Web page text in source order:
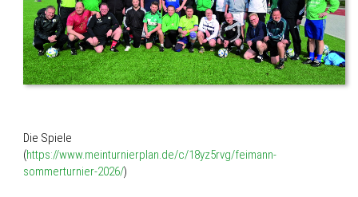
Die Spiele
(https://www.meinturnierplan.de/c/18yz5rvg/feimann-
sommerturnier-2026/)